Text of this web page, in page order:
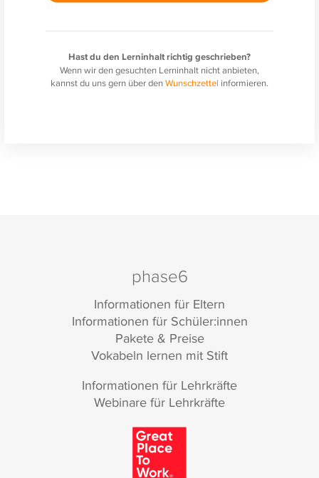
Hast du den Lerninhalt richtig geschrieben?
Wenn wir den gesuchten Lerninhalt nicht anbieten,
kannst du uns gern über denWunschzettel informieren.
phase6
Informationen für Eltern
Informationen für Schüler:innen
Pakete & Preise
Vokabeln lernen mit Stift
Informationen für Lehrkräfte
Webinare für Lehrkräfte